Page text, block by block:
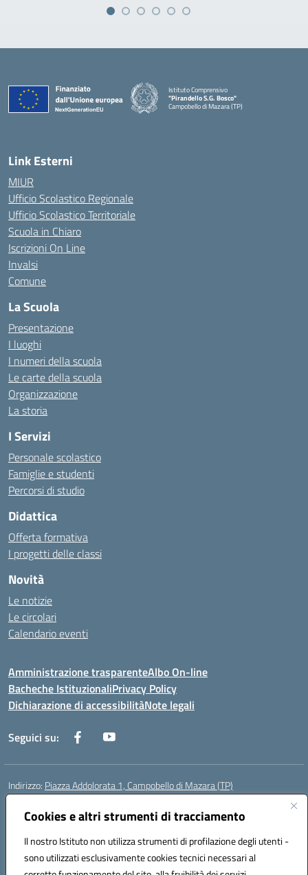
Cookies e altri strumenti di tracciamento
Il nostro Istituto non utilizza strumenti di profilazione degli utenti -
sono utilizzati esclusivamente cookies tecnici necessari al
Istituto Comprensivo
"Pirandello S.G. Bosco"
Campobello di Mazara (TP)
— Visita la pagina iniziale della scuola
Link Esterni
MIUR
Ufficio Scolastico Regionale
Ufficio Scolastico Territoriale
Scuola in Chiaro
Iscrizioni On Line
Invalsi
Comune
La Scuola
Presentazione
I luoghi
I numeri della scuola
Le carte della scuola
Organizzazione
La storia
I Servizi
Personale scolastico
Famiglie e studenti
Percorsi di studio
Didattica
Offerta formativa
I progetti delle classi
Novità
Le notizie
Le circolari
Calendario eventi
Amministrazione trasparenteAlbo On-line
Bacheche IstituzionaliPrivacy Policy
Dichiarazione di accessibilitàNote legali
Seguici su:
Indirizzo: Piazza Addolorata 1, Campobello di Mazara (TP)
Centralino:
Posta elettronica certificata (PEC):tpic81800e@pec.istruzione.it
Codice fiscale: 81000910810
Codice meccanografico:TPIC81800E
Codice Indice delle Pubbliche Amministrazioni (IPA): istsc_tpic81800e